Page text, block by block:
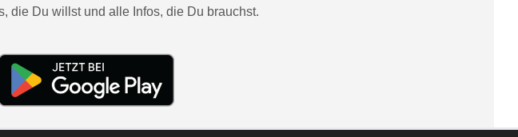
die Du willst und alle Infos, die Du brauchst.